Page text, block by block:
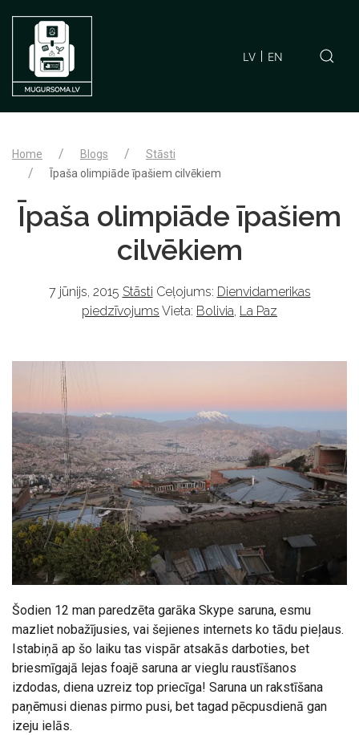
LV EN
Home Blogs
Stāsti
Īpaša olimpiāde īpašiem cilvēkiem
Īpaša olimpiāde īpašiem
cilvēkiem
7 jūnijs, 2015 Stāsti Ceļojums: Dienvidamerikas
piedzīvojums Vieta: Bolivia, La Paz
Šodien 12 man paredzēta garāka Skype saruna, esmu
mazliet nobažījusies, vai šejienes internets ko tādu pieļaus.
Istabiņā ap šo laiku tas vispār atsakās darboties, bet
briesmīgajā lejas foajē saruna ar vieglu raustīšanos
izdodas, diena uzreiz top priecīga! Saruna un rakstīšana
paņēmusi dienas pirmo pusi, bet tagad pēcpusdienā gan
izeju ielās.